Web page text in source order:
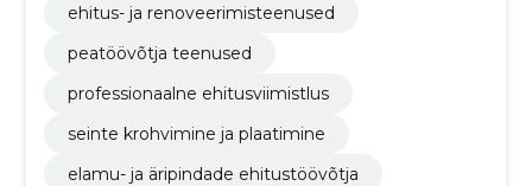
ehitus- ja renoveerimisteenused
peatöövõtja teenused
professionaalne ehitusviimistlus
seinte krohvimine ja plaatimine
elamu- ja äripindade ehitustöövõtja